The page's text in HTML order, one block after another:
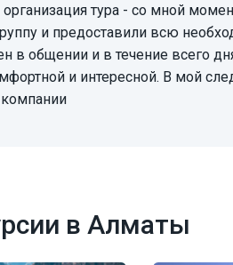
и предоставили всю
в общении и в течение всего
и интересной. В мой
в Алматы